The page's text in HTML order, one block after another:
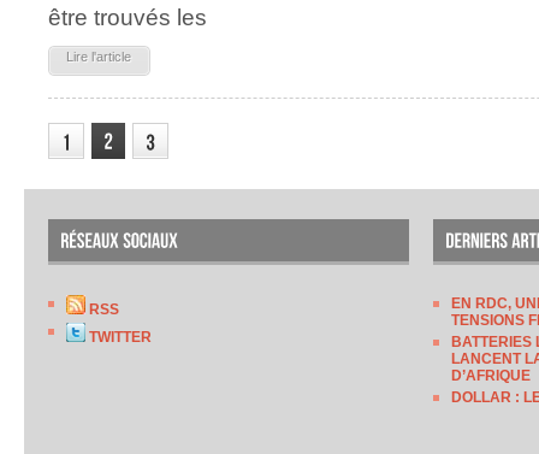
être trouvés les
Lire l'article
RSS
TWITTER
EN RDC,
TENSIONS
BATTERIES
LANCENT
D’AFRIQUE
DOLLAR :